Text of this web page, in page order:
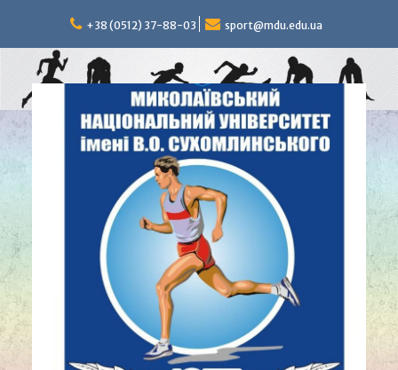
содержимому
+38 (0512) 37-88-03 sport@mdu.edu.ua